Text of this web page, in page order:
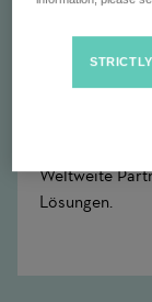
Unsere
Weltweite
Lösungen.